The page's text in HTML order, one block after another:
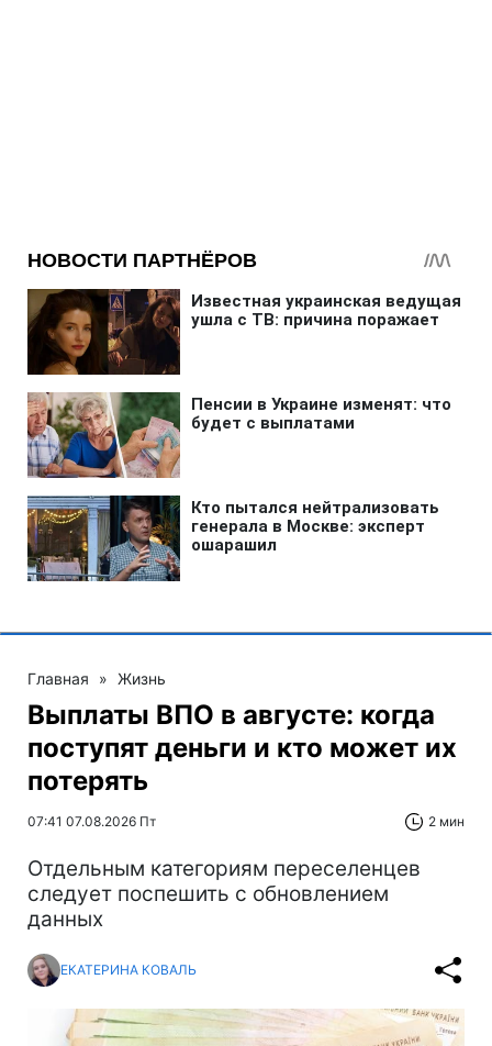
Главная » Жизнь
Выплаты ВПО в августе: когда
поступят деньги и кто может их
потерять
07:41 07.08.2026 Пт 2 мин
Отдельным категориям переселенцев
следует поспешить с обновлением
данных
ЕКАТЕРИНА КОВАЛЬ